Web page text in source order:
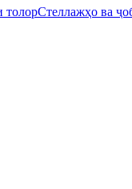
толорСтеллажҳо ва